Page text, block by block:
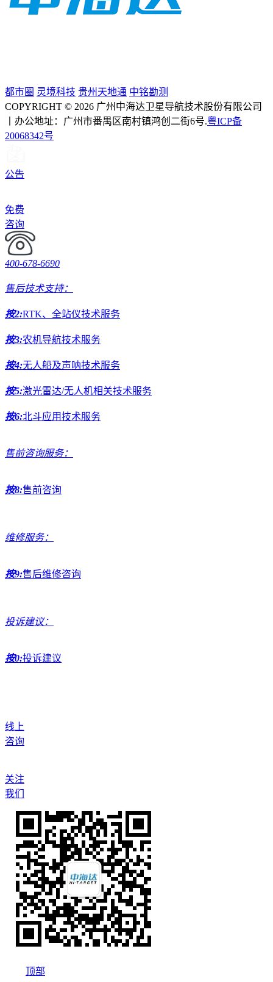
都市圈 灵境科技 贵州天地通 中铭勘测
COPYRIGHT © 2026 广州中海达卫星导航技术股份有限公司
丨办公地址：广州市番禺区南村镇鸿创二街6号.粤ICP备
20068342号
公告
免费
咨询
400-678-6690
售后技术支持：
按2:RTK、全站仪技术服务
按3:农机导航技术服务
按4:无人船及声呐技术服务
按5:激光雷达/无人机相关技术服务
按6:北斗应用技术服务
售前咨询服务：
按8:售前咨询
维修服务：
按9:售后维修咨询
投诉建议：
按0:投诉建议
线上
咨询
关注
我们
顶部